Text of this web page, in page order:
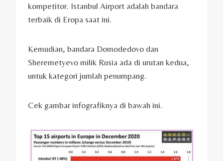
kompetitor. Istanbul Airport adalah bandara
terbaik di Eropa saat ini.
Kemudian, bandara Domodedovo dan
Sheremetyevo milik Rusia ada di urutan kedua,
untuk kategori jumlah penumpang.
Cek gambar infografiknya di bawah ini.